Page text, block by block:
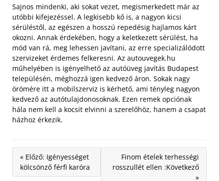
Sajnos mindenki, aki sokat vezet, megismerkedett már az
utóbbi kifejezéssel. A legkisebb kő is, a nagyon kicsi
sérüléstől, az egészen a hosszú repedésig hajlamos kárt
okozni. Annak érdekében, hogy a keletkezett sérülést, ha
mód van rá, meg lehessen javítani, az erre specializálódott
szervizeket érdemes felkeresni. Az autouvegek.hu
műhelyében is igényelhető az autóüveg javítás Budapest
településén, méghozzá igen kedvező áron. Sokak nagy
örömére itt a mobilszerviz is kérhető, ami tényleg nagyon
kedvező az autótulajdonosoknak. Ezen remek opciónak
hála nem kell a kocsit elvinni a szerelőhöz, hanem a csapat
házhoz érkezik.
« Előző: Igényességet
kölcsönző férfi karóra
Finom ételek terhességi
rosszullét ellen :Következő
»